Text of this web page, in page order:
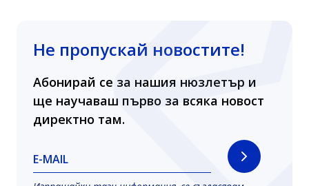
Не пропускай новостите!
Абонирай се за нашия нюзлетър и
ще научаваш първо за всяка новост
директно там.
E-MAIL